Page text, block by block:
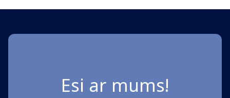
Esi ar mums!